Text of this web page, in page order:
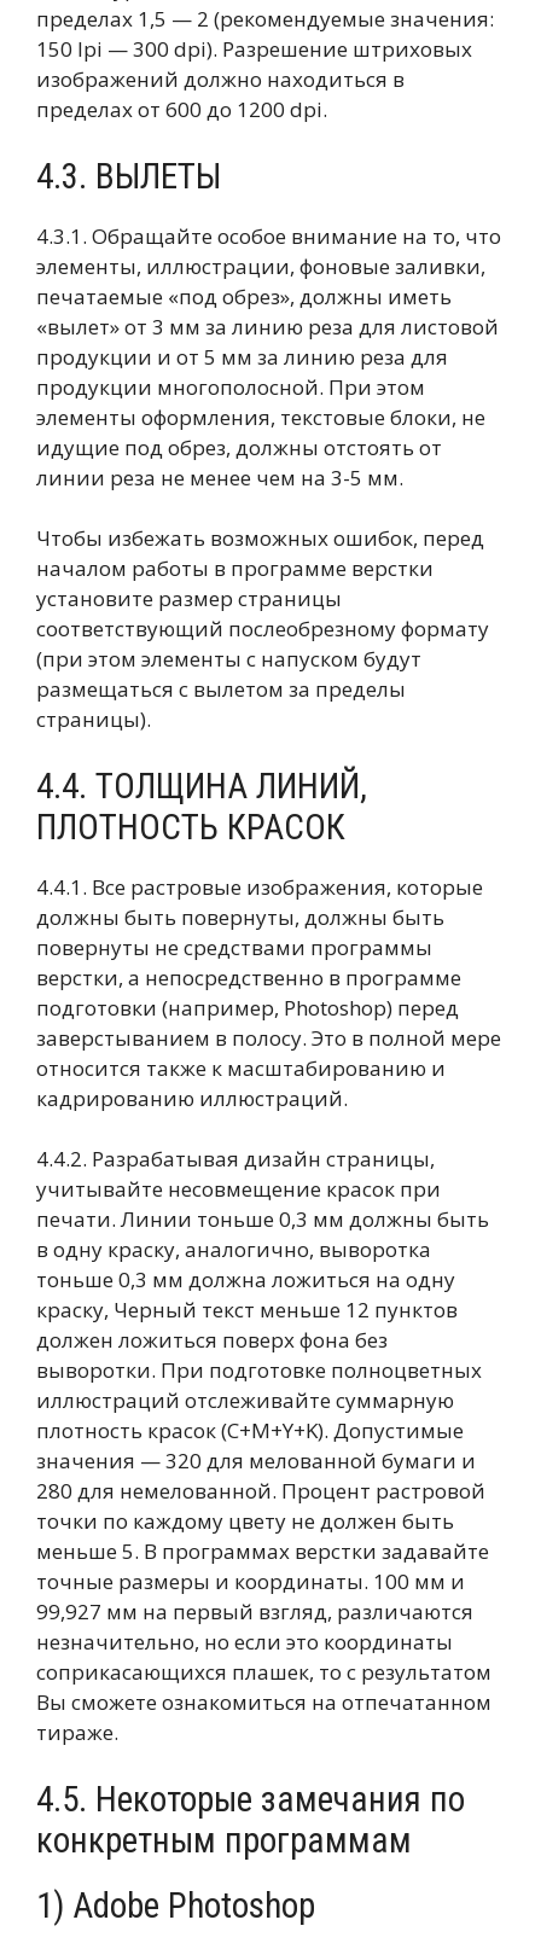
пределах 1,5 — 2 (рекомендуемые значения:
150 lpi — 300 dpi). Разрешение штриховых
изображений должно находиться в
пределах от 600 до 1200 dpi.
4.3. ВЫЛЕТЫ
4.3.1. Обращайте особое внимание на то, что
элементы, иллюстрации, фоновые заливки,
печатаемые «под обрез», должны иметь
«вылет» от 3 мм за линию реза для листовой
продукции и от 5 мм за линию реза для
продукции многополосной. При этом
элементы оформления, текстовые блоки, не
идущие под обрез, должны отстоять от
линии реза не менее чем на 3-5 мм.
Чтобы избежать возможных ошибок, перед
началом работы в программе верстки
установите размер страницы
соответствующий послеобрезному формату
(при этом элементы с напуском будут
размещаться с вылетом за пределы
страницы).
4.4. ТОЛЩИНА ЛИНИЙ,
ПЛОТНОСТЬ КРАСОК
4.4.1. Все растровые изображения, которые
должны быть повернуты, должны быть
повернуты не средствами программы
верстки, а непосредственно в программе
подготовки (например, Photoshop) перед
заверстыванием в полосу. Это в полной мере
относится также к масштабированию и
кадрированию иллюстраций.
4.4.2. Разрабатывая дизайн страницы,
учитывайте несовмещение красок при
печати. Линии тоньше 0,3 мм должны быть
в одну краску, аналогично, выворотка
тоньше 0,3 мм должна ложиться на одну
краску, Черный текст меньше 12 пунктов
должен ложиться поверх фона без
выворотки. При подготовке полноцветных
иллюстраций отслеживайте суммарную
плотность красок (C+M+Y+K). Допустимые
значения — 320 для мелованной бумаги и
280 для немелованной. Процент растровой
точки по каждому цвету не должен быть
меньше 5. В программах верстки задавайте
точные размеры и координаты. 100 мм и
99,927 мм на первый взгляд, различаются
незначительно, но если это координаты
соприкасающихся плашек, то с результатом
Вы сможете ознакомиться на отпечатанном
тираже.
4.5. Некоторые замечания по
конкретным программам
1) Adobe Photoshop